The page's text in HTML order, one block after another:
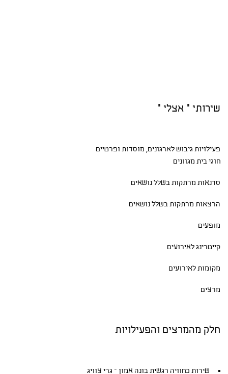
שירותי " אצלי "
פעילויות גיבושלארגונים, מוסדות ופרטיים
חוגי בית מגוונים
סדנאות מרתקות בשלל נושאים
הרצאות מרתקות בשלל נושאים
מופעים
קייטרינג לאירועים
מקומות לאירועים
מרצים
חלק מהמרצים והפעילויות
שירות כחוויה רגשית בונה אמון – גרי צוויג